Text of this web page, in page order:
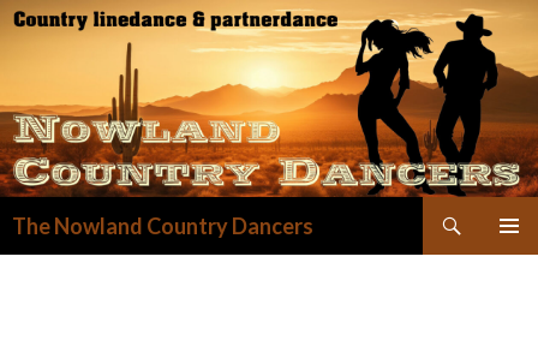
The Nowland Country Dancers